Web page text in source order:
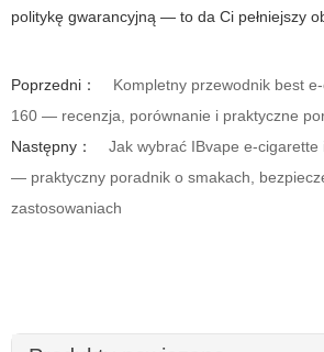
politykę gwarancyjną — to da Ci pełniejszy
Poprzedni：
Kompletny przewodnik best
160 — recenzja, porównanie i praktyczne
Następny：
Jak wybrać IBvape e-cigarette
— praktyczny poradnik o smakach,
zastosowaniach